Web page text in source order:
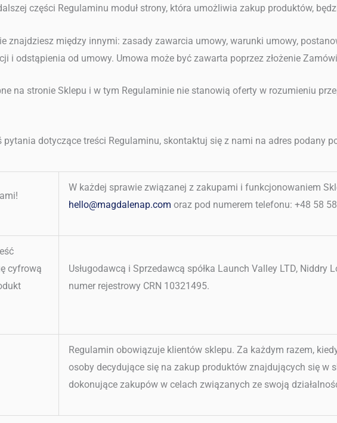
części Regulaminu moduł strony, która umożliwia zakup produktów,
znajdziesz między innymi: zasady zawarcia umowy, warunki umowy,
i odstąpienia od umowy. Umowa może być zawarta poprzez złożenie
na stronie Sklepu i w tym Regulaminie nie stanowią oferty w rozumieniu
pytania dotyczące treści Regulaminu, skontaktuj się z nami na adres podany
W każdej sprawie związanej z zakupami i funkcjonowaniem
hello@magdalenap.com oraz pod numerem telefonu: +48 58
cyfrową
Usługodawcą i Sprzedawcą spółka Launch Valley LTD, Niddry
numer rejestrowy CRN 10321495.
Regulamin obowiązuje klientów sklepu. Za każdym razem,
osoby decydujące się na zakup produktów znajdujących się w
dokonujące zakupów w celach związanych ze swoją